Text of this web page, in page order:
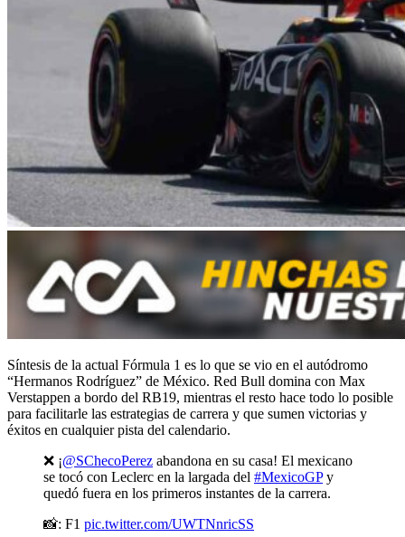
Síntesis de la actual Fórmula 1 es lo que se vio en el autódromo
“Hermanos Rodríguez” de México. Red Bull domina con Max
Verstappen a bordo del RB19, mientras el resto hace todo lo posible
para facilitarle las estrategias de carrera y que sumen victorias y
éxitos en cualquier pista del calendario.
❌ ¡@SChecoPerez abandona en su casa! El mexicano
se tocó con Leclerc en la largada del #MexicoGPy
quedó fuera en los primeros instantes de la carrera.
📸: F1 pic.twitter.com/UWTNnricSS